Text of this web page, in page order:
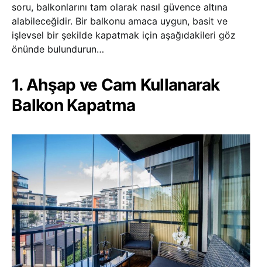
soru, balkonlarını tam olarak nasıl güvence altına
alabileceğidir. Bir balkonu amaca uygun, basit ve
işlevsel bir şekilde kapatmak için aşağıdakileri göz
önünde bulundurun…
1. Ahşap ve Cam Kullanarak
Balkon Kapatma